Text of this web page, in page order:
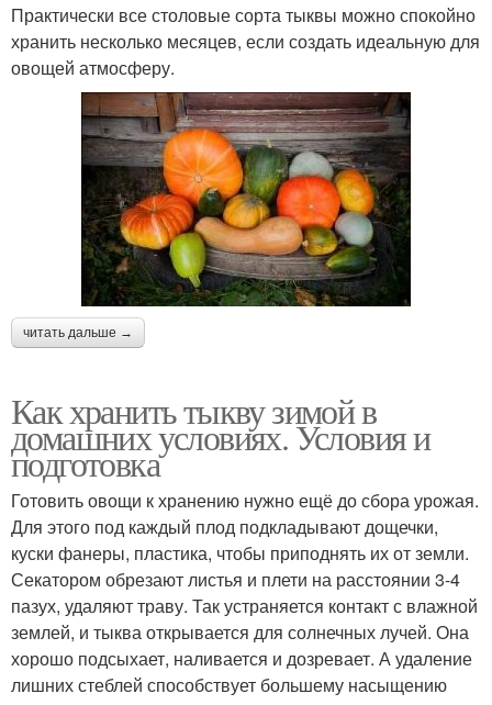
Практически все столовые сорта тыквы можно спокойно
хранить несколько месяцев, если создать идеальную для
овощей атмосферу.
читать дальше →
Как хранить тыкву зимой в
домашних условиях. Условия и
подготовка
Готовить овощи к хранению нужно ещё до сбора урожая.
Для этого под каждый плод подкладывают дощечки,
куски фанеры, пластика, чтобы приподнять их от земли.
Секатором обрезают листья и плети на расстоянии 3-4
пазух, удаляют траву. Так устраняется контакт с влажной
землей, и тыква открывается для солнечных лучей. Она
хорошо подсыхает, наливается и дозревает. А удаление
лишних стеблей способствует большему насыщению